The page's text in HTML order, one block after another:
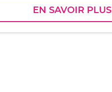
EN SAVOIR PLUS